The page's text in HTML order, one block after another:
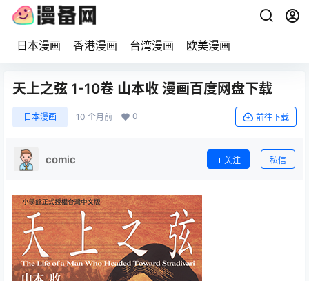
日本漫画 香港漫画 台湾漫画 欧美漫画
天上之弦 1-10卷 山本收 漫画百度网盘下载
日本漫画 10 个月前 0 前往下载
comic 关注 私信